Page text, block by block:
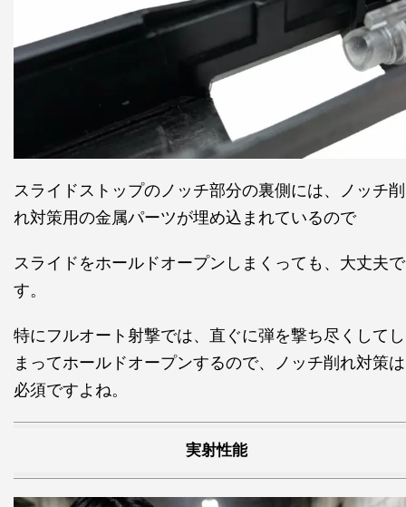
スライドストップのノッチ部分の裏側には、ノッチ削
れ対策用の金属パーツが埋め込まれているので
スライドをホールドオープンしまくっても、大丈夫で
す。
特にフルオート射撃では、直ぐに弾を撃ち尽くしてし
まってホールドオープンするので、ノッチ削れ対策は
必須ですよね。
実射性能